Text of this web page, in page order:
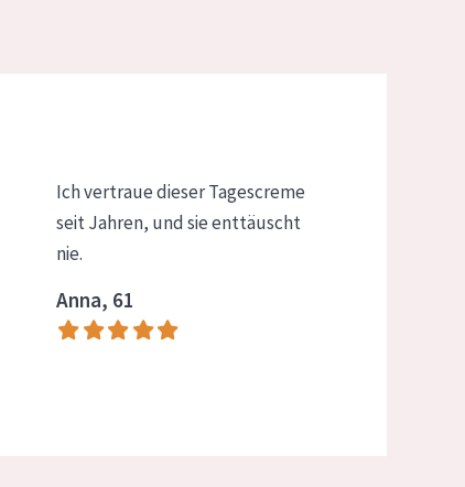
Ich vertraue dieser Tagescreme
seit Jahren, und sie enttäuscht
nie.
Anna, 61